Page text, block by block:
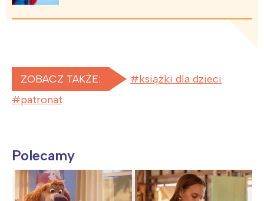
ZOBACZ TAKŻE:
książki dla dzieci
patronat
Polecamy